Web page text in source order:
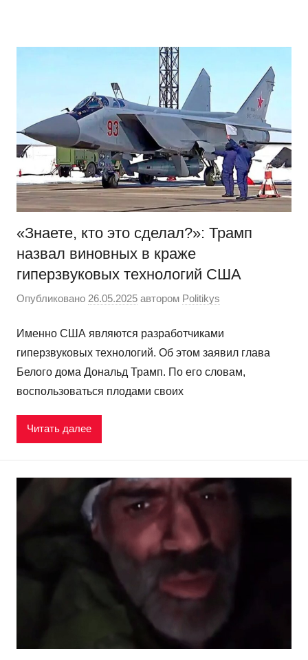
содержимому
«Знаете, кто это сделал?»: Трамп
назвал виновных в краже
гиперзвуковых технологий США
Опубликовано 26.05.2025 автором Politikys
Именно США являются разработчиками
гиперзвуковых технологий. Об этом заявил глава
Белого дома Дональд Трамп. По его словам,
воспользоваться плодами своих
Читать далее